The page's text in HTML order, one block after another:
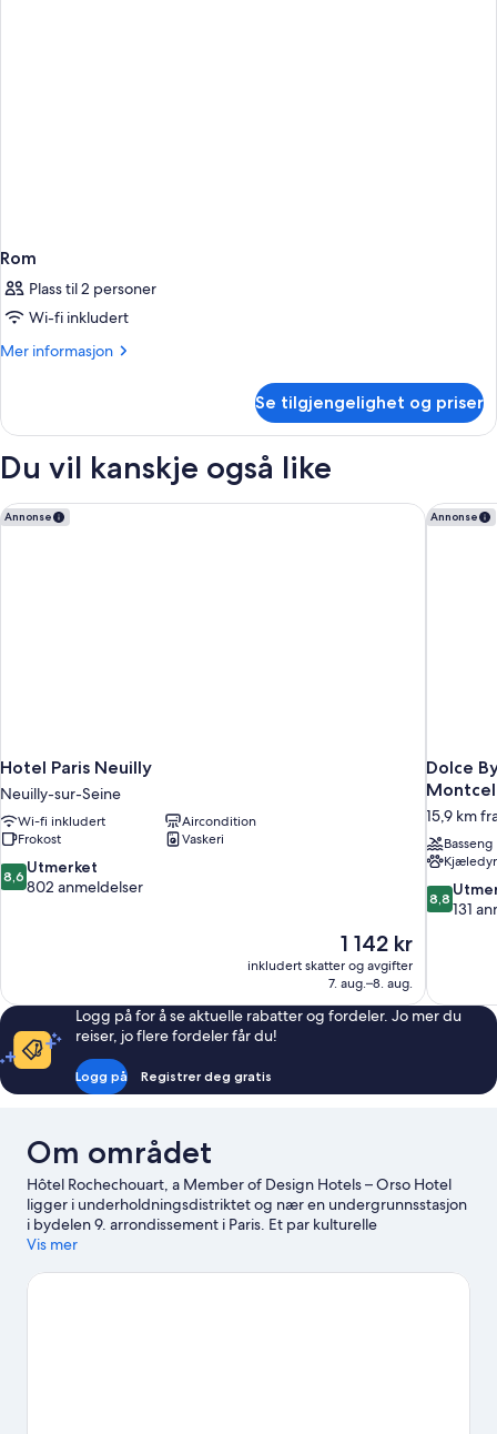
Rom
Plass til 2 personer
Wi-fi inkludert
Mer informasjon
Mer
Se tilgjengelighet og priser
Du vil kanskje også like
Annonse
Hotel Paris Neuilly
Neuilly-sur-Seine
Wi-fi inkludert
Aircondition
Frokost
Vaskeri
8.6
av
8,6 Utmerket
802 anmeldelser
Prisen
er
1 142 kr
1 142 kr
inkludert skatter og avgifter
7. aug.–8. aug.
Hotel Paris Neuilly Annonse
Dolce
Montcel
15,9 km
Basseng
8.8
av
8,8
131
Dolce
Logg på for å se aktuelle rabatter og fordeler. Jo mer du
reiser, jo flere fordeler får du!
Logg på Registrer deg gratis
Om området
Hôtel Rochechouart, a Member of Design Hotels – Orso Hotel
ligger i underholdningsdistriktet og nær en undergrunnsstasjon
i bydelen 9. arrondissement i Paris. Et par kulturelle
høydepunkter er Garnier operahus og Louvre, men hvis det er
Élysées og Galeries Lafayette. Du kan se om det skjer noe kult på
Vis mer